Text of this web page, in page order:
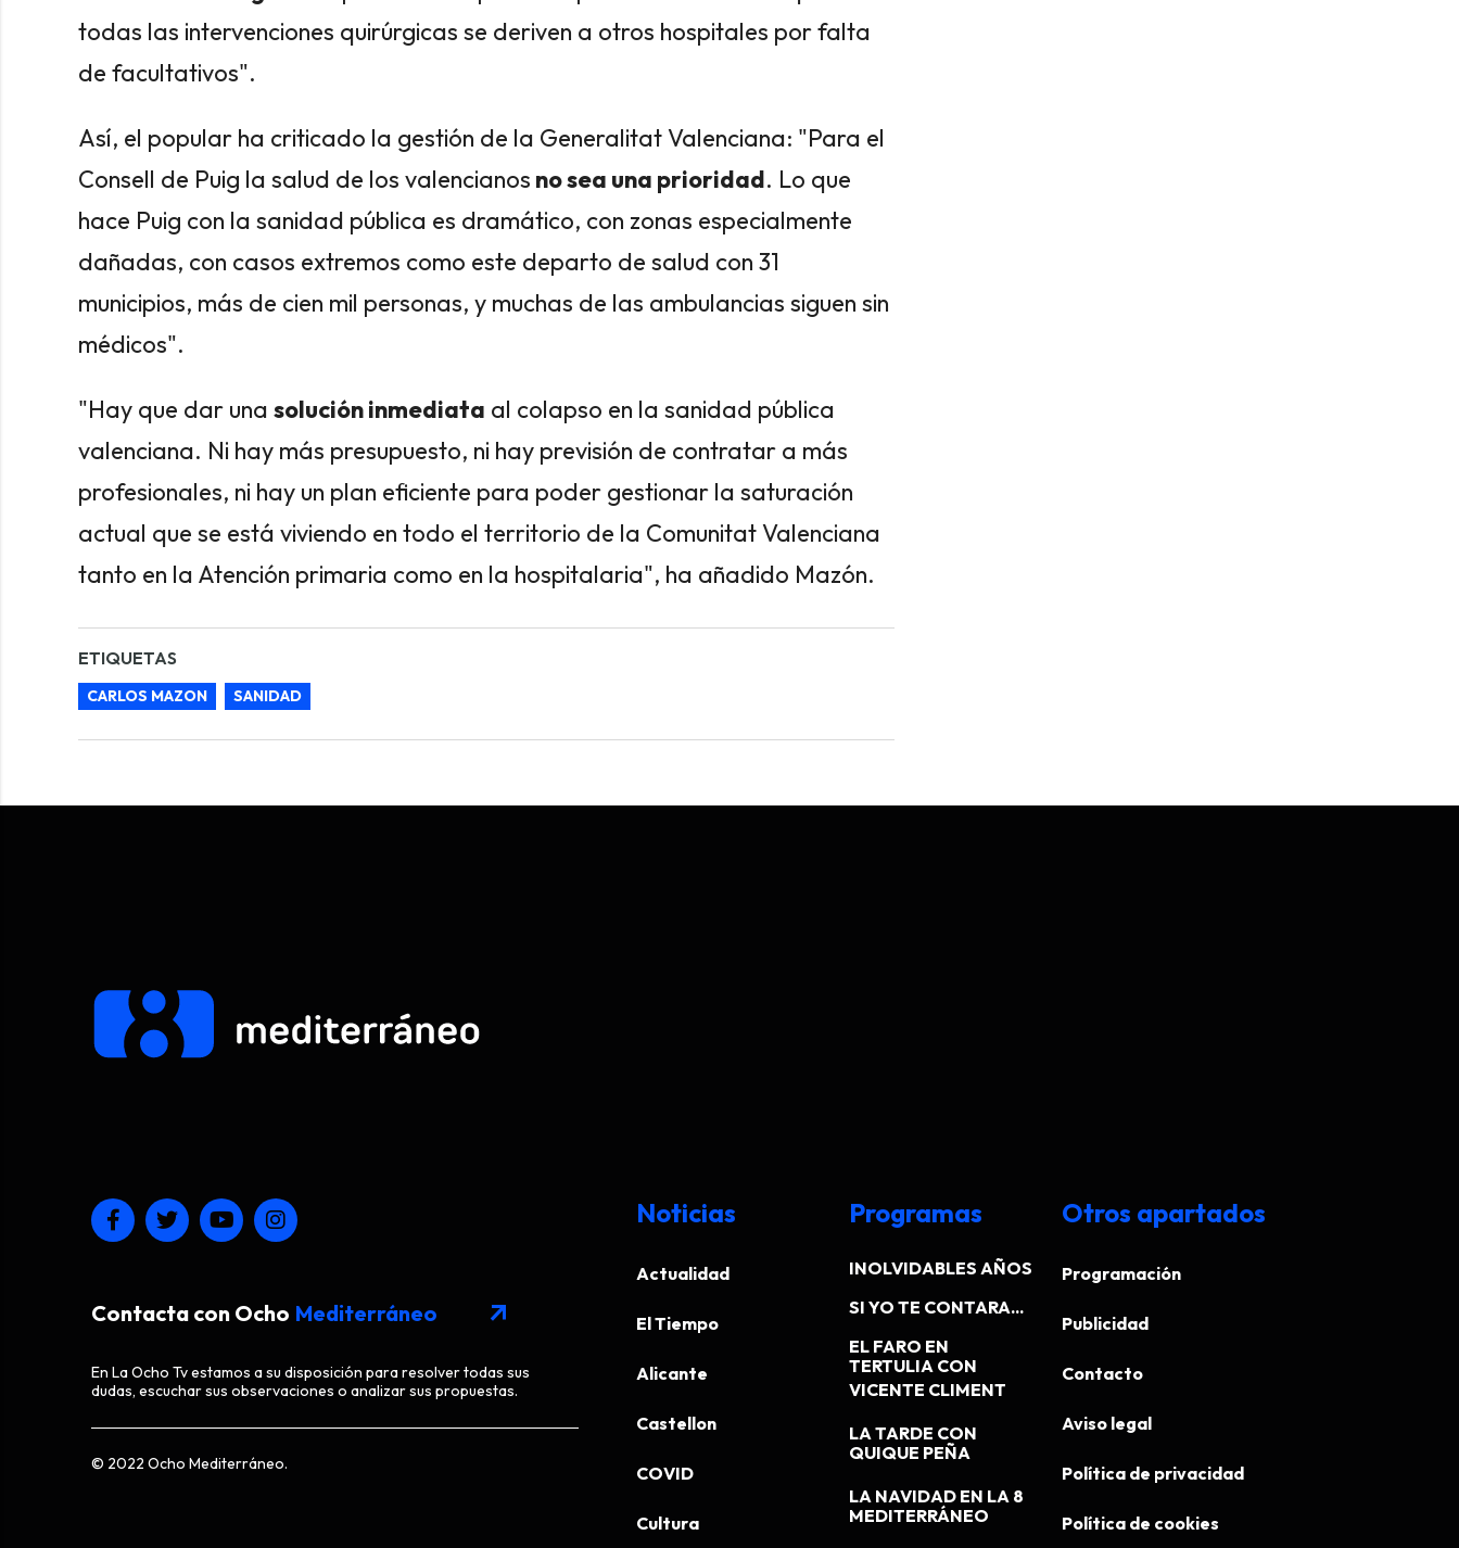
todas las intervenciones quirúrgicas se deriven a otros hospitales por falta
de facultativos".
Así, el popular ha criticado la gestión de la Generalitat Valenciana: "Para el
Consell de Puig la salud de los valencianos no sea una prioridad. Lo que
hace Puig con la sanidad pública es dramático, con zonas especialmente
dañadas, con casos extremos como este departo de salud con 31
municipios, más de cien mil personas, y muchas de las ambulancias siguen sin
médicos".
"Hay que dar una solución inmediata al colapso en la sanidad pública
valenciana. Ni hay más presupuesto, ni hay previsión de contratar a más
profesionales, ni hay un plan eficiente para poder gestionar la saturación
actual que se está viviendo en todo el territorio de la Comunitat Valenciana
tanto en la Atención primaria como en la hospitalaria", ha añadido Mazón.
ETIQUETAS
CARLOS MAZON SANIDAD
Contacta con Ocho Mediterráneo arrow_outward
En La Ocho Tv estamos a su disposición para resolver todas sus
dudas, escuchar sus observaciones o analizar sus propuestas.
© 2022 Ocho Mediterráneo.
Noticias
Actualidad
El Tiempo
Alicante
Castellon
COVID
Cultura
Programas
INOLVIDABLES AÑOS
SI YO TE CONTARA...
EL FARO EN
TERTULIA CON
VICENTE CLIMENT
LA TARDE CON
QUIQUE PEÑA
LA NAVIDAD EN LA 8
MEDITERRÁNEO
Otros apartados
Programación
Publicidad
Contacto
Aviso legal
Política de privacidad
Política de cookies